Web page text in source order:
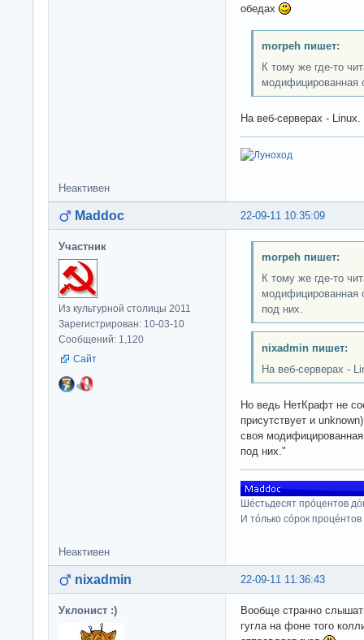
обедах
morpeh пишет:
К тому же где-то
модифицированная
На веб-серверах -
Неактивен
22-09-11 10:35:09
Maddoc
Участник
Из культурной столицы 2011
Зарегистрирован: 10-03-10
Сообщений: 1,120
Сайт
morpeh пишет:
К тому же где-то
модифицированная
под них.
nixadmin пишет:
На веб-серверах -
Но ведь НетКрафт не
присутствует и
своя
под них."
Шéстьдесят прóцентов
И тóлько сóрок
Неактивен
22-09-11 11:36:43
nixadmin
Уклонист :)
Вообще странно
гугла на фоне того